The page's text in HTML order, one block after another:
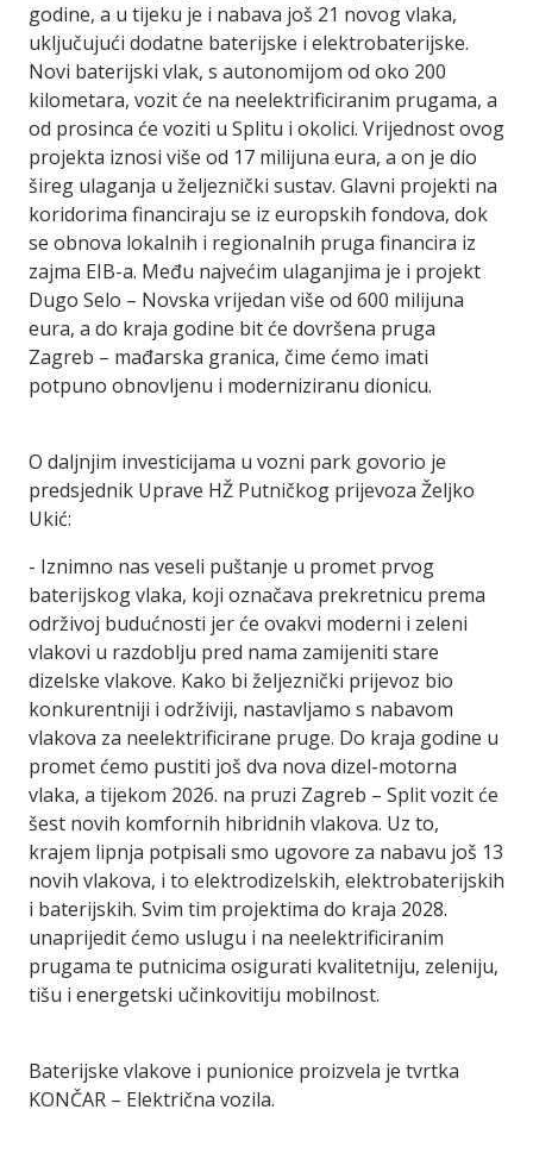
godine, a u tijeku je i nabava još 21 novog vlaka,
uključujući dodatne baterijske i elektrobaterijske.
Novi baterijski vlak, s autonomijom od oko 200
kilometara, vozit će na neelektrificiranim prugama, a
od prosinca će voziti u Splitu i okolici. Vrijednost ovog
projekta iznosi više od 17 milijuna eura, a on je dio
šireg ulaganja u željeznički sustav. Glavni projekti na
koridorima financiraju se iz europskih fondova, dok
se obnova lokalnih i regionalnih pruga financira iz
zajma EIB-a. Među najvećim ulaganjima je i projekt
Dugo Selo – Novska vrijedan više od 600 milijuna
eura, a do kraja godine bit će dovršena pruga
Zagreb – mađarska granica, čime ćemo imati
potpuno obnovljenu i moderniziranu dionicu.
O daljnjim investicijama u vozni park govorio je
predsjednik Uprave HŽ Putničkog prijevoza Željko
Ukić:
- Iznimno nas veseli puštanje u promet prvog
baterijskog vlaka, koji označava prekretnicu prema
održivoj budućnosti jer će ovakvi moderni i zeleni
vlakovi u razdoblju pred nama zamijeniti stare
dizelske vlakove. Kako bi željeznički prijevoz bio
konkurentniji i održiviji, nastavljamo s nabavom
vlakova za neelektrificirane pruge. Do kraja godine u
promet ćemo pustiti još dva nova dizel-motorna
vlaka, a tijekom 2026. na pruzi Zagreb – Split vozit će
šest novih komfornih hibridnih vlakova. Uz to,
krajem lipnja potpisali smo ugovore za nabavu još 13
novih vlakova, i to elektrodizelskih, elektrobaterijskih
i baterijskih. Svim tim projektima do kraja 2028.
unaprijedit ćemo uslugu i na neelektrificiranim
prugama te putnicima osigurati kvalitetniju, zeleniju,
tišu i energetski učinkovitiju mobilnost.
Baterijske vlakove i punionice proizvela je tvrtka
KONČAR – Električna vozila.